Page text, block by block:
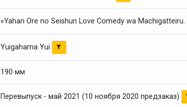
«Yahari Ore no Seishun Love Comedy wa Machigatteiru.
Yuigahama Yui
190 мм
Перевыпуск - май 2021 (10 ноября 2020 предзаказ)